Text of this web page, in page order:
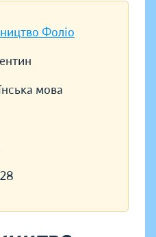
Фоліо
мова